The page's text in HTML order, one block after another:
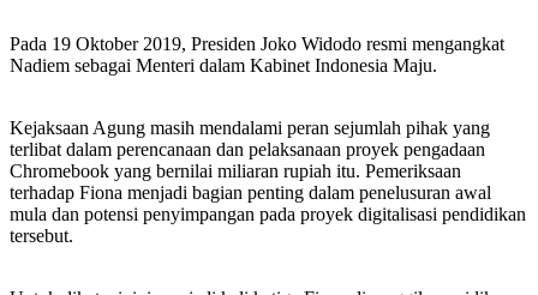
Pada 19 Oktober 2019, Presiden Joko Widodo resmi mengangkat
Nadiem sebagai Menteri dalam Kabinet Indonesia Maju.
Kejaksaan Agung masih mendalami peran sejumlah pihak yang
terlibat dalam perencanaan dan pelaksanaan proyek pengadaan
Chromebook yang bernilai miliaran rupiah itu. Pemeriksaan
terhadap Fiona menjadi bagian penting dalam penelusuran awal
mula dan potensi penyimpangan pada proyek digitalisasi pendidikan
tersebut.